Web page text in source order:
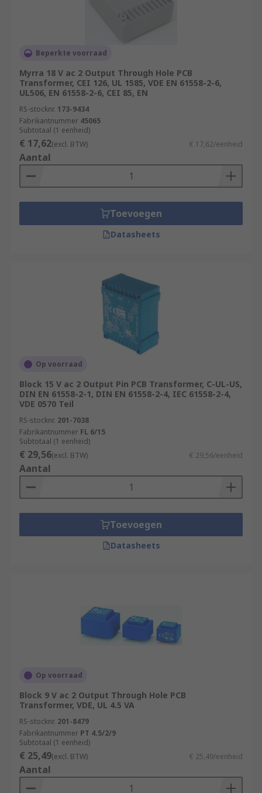
Beperkte voorraad
Myrra 18 V ac 2 Output Through Hole PCB
Transformer, CEI 126, UL 1585, VDE EN 61558-2-6,
UL506, EN 61558-2-6, CEI 85, EN
RS-stocknr. 173-9434
Fabrikantnummer 45065
Subtotaal (1 eenheid)
€ 17,62(excl. BTW) € 17,62/eenheid
Aantal
Toevoegen
Datasheets
Op voorraad
Block 15 V ac 2 Output Pin PCB Transformer, C-UL-US,
DIN EN 61558-2-1, DIN EN 61558-2-4, IEC 61558-2-4,
VDE 0570 Teil
RS-stocknr. 201-7038
Fabrikantnummer FL 6/15
Subtotaal (1 eenheid)
€ 29,56(excl. BTW) € 29,56/eenheid
Aantal
Toevoegen
Datasheets
Op voorraad
Block 9 V ac 2 Output Through Hole PCB
Transformer, VDE, UL 4.5 VA
RS-stocknr. 201-8479
Fabrikantnummer PT 4.5/2/9
Subtotaal (1 eenheid)
€ 25,49(excl. BTW) € 25,49/eenheid
Aantal